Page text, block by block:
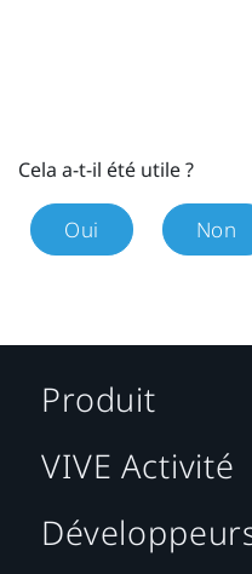
Cela a-t-il été utile ?
Oui Non
Produit
VIVE Activité